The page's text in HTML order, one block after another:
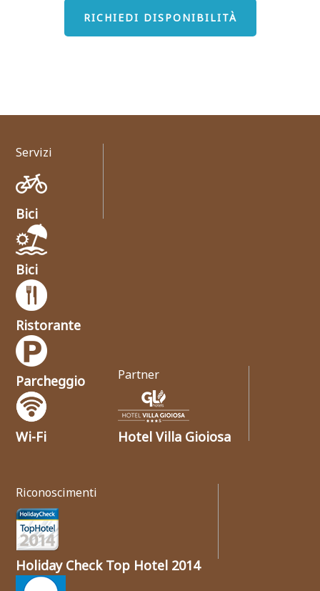
Servizi
Bici
Bici
Ristorante
Parcheggio
Wi-Fi
Partner
Hotel Villa Gioiosa
Riconoscimenti
Holiday Check Top Hotel 2014